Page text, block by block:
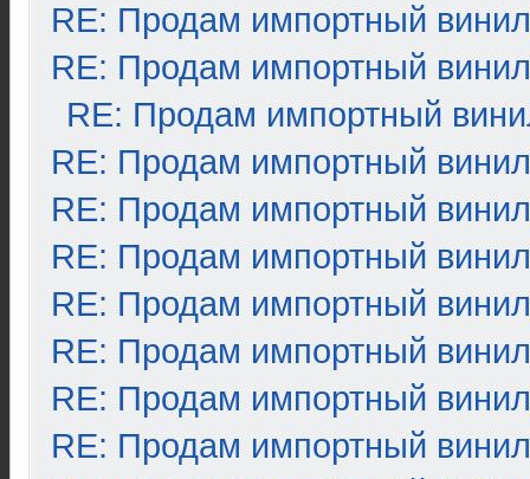
RE: Продам импортный винил
RE: Продам импортный винил
RE: Продам импортный
RE: Продам импортный винил
RE: Продам импортный винил
RE: Продам импортный винил
RE: Продам импортный винил
RE: Продам импортный винил
RE: Продам импортный винил
RE: Продам импортный винил